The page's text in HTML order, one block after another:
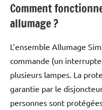
Comment
allumage ?
L’ensemble Allumage
commande (un
plusieurs lampes. La
garantie par le
personnes sont